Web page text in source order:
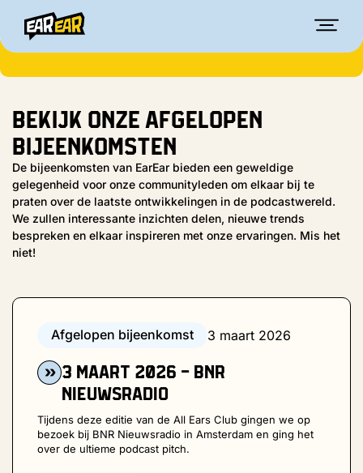
bekijk onze afgelopen
bijeenkomsten
De bijeenkomsten van EarEar bieden een geweldige
gelegenheid voor onze communityleden om elkaar bij te
praten over de laatste ontwikkelingen in de podcastwereld.
We zullen interessante inzichten delen, nieuwe trends
bespreken en elkaar inspireren met onze ervaringen. Mis het
niet!
Afgelopen bijeenkomst 3 maart 2026
3 maart 2026 - BNR
Nieuwsradio
Tijdens deze editie van de All Ears Club gingen we op
bezoek bij BNR Nieuwsradio in Amsterdam en ging het
over de ultieme podcast pitch.